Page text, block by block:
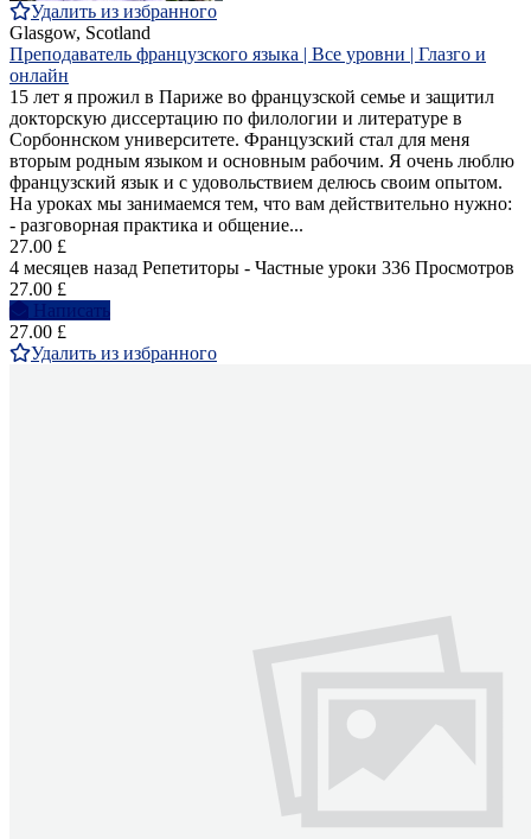
Удалить из избранного
Glasgow, Scotland
Преподаватель французского языка | Все уровни | Глазго и
онлайн
15 лет я прожил в Париже во французской семье и защитил
докторскую диссертацию по филологии и литературе в
Сорбоннском университете. Французский стал для меня
вторым родным языком и основным рабочим. Я очень люблю
французский язык и с удовольствием делюсь своим опытом.
На уроках мы занимаемся тем, что вам действительно нужно:
- разговорная практика и общение...
27.00 £
4 месяцев назад Репетиторы - Частные уроки 336 Просмотров
27.00 £
Написать
27.00 £
Удалить из избранного